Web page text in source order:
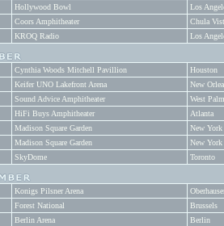
Hollywood Bowl
Los
Coors Amphitheater
Chula
KROQ Radio Los
Cynthia Woods Mitchell Pavillion
Houston
Keifer UNO Lakefront Arena
New
Sound Advice Amphitheater
West
HiFi Buys Amphitheater
Atlanta
Madison Square Garden
New York
Madison Square Garden
New York
SkyDome Toronto
Konigs Pilsner Arena
Forest National
Brussels
Berlin Arena
Berlin